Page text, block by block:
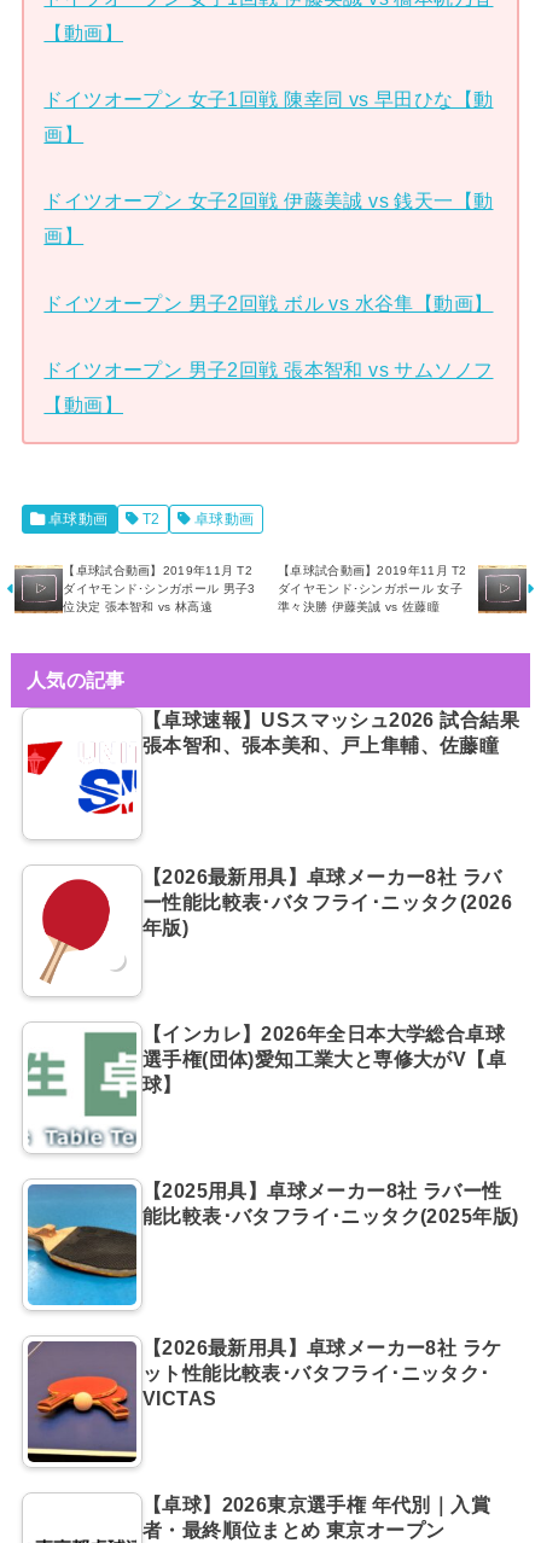
【動画】
ドイツオープン 女子1回戦 陳幸同 vs 早田ひな【動
画】
ドイツオープン 女子2回戦 伊藤美誠 vs 銭天一【動
画】
ドイツオープン 男子2回戦 ボル vs 水谷隼【動画】
ドイツオープン 男子2回戦 張本智和 vs サムソノフ
【動画】
卓球動画 T2 卓球動画
【卓球試合動画】2019年11月 T2
ダイヤモンド･シンガポール 男子3
位決定 張本智和 vs 林高遠
【卓球試合動画】2019年11月 T2
ダイヤモンド･シンガポール 女子
準々決勝 伊藤美誠 vs 佐藤瞳
人気の記事
【卓球速報】USスマッシュ2026 試合結果
張本智和、張本美和、戸上隼輔、佐藤瞳
【2026最新用具】卓球メーカー8社 ラバ
ー性能比較表･バタフライ･ニッタク(2026
年版)
【インカレ】2026年全日本大学総合卓球
選手権(団体)愛知工業大と専修大がV【卓
球】
【2025用具】卓球メーカー8社 ラバー性
能比較表･バタフライ･ニッタク(2025年版)
【2026最新用具】卓球メーカー8社 ラケ
ット性能比較表･バタフライ･ニッタク･
VICTAS
【卓球】2026東京選手権 年代別｜入賞
者・最終順位まとめ 東京オープン